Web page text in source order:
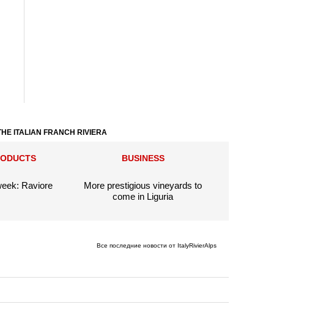
ITALIAN FRANCH RIVIERA
Raviore
BUSINESS
More prestigious vineyards to
come in Liguria
Все последние новости от ItalyRivierAlps